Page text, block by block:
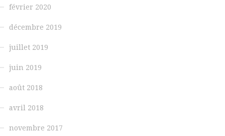
février 2020
décembre 2019
juillet 2019
juin 2019
août 2018
avril 2018
novembre 2017